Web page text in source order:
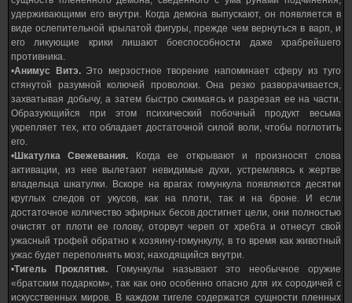
удерживающими его внутри. Когда демона выпускают, он появляется в
виде ослепительной крылатой фигуры, прежде чем вернуться в варп, и
его ликующие крики лишают боеспособности даже храбрейшего
противника.
•Анимус Витэ.Это мерзостное творение напоминает сферу из туго
стянутой разумной колючей проволоки. Она резко разворачивается,
захватывая добычу, а затем быстро сжимаясь и разрезая ее на части.
Образующийся при этом психический побочный продукт весьма
укрепляет тех, кто обладает достаточной силой воли, чтобы поглотить
его.
•Шкатулка Свежевания.
Когда ее открывают и произносят слова
активации, из нее вылетают невидимые духи, устремляясь к жертве
владельца шкатулки. Вскоре на врагах гомункула появляются десятки
круглых следов от укусов, как на плоти, так и на броне. И если
достаточное количество эфирных бесов достигнет цели, они полностью
очистят от плоти ее голову, оторвут череп от хребта и отнесут свой
ужасный трофей обратно к хозяину-гомункулу, в то время как животный
ужас будет переполнять мозг, находящийся внутри.
•Тигель Проклятия.Гомункулы называют это необычное оружие
«братским подарком», так как оно особенно опасно для их сородичей с
искусственных миров. В каждом тигеле содержатся сущности пленных